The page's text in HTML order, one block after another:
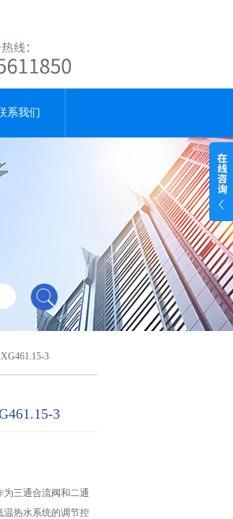
系我们
3
3
为三通合流阀和二通
温热水系统的调节控